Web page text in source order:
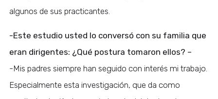
algunos de sus practicantes.
-Este estudio usted lo conversó con su familia que
eran dirigentes: ¿Qué postura tomaron ellos? –
-Mis padres siempre han seguido con interés mi trabajo.
Especialmente esta investigación, que da como